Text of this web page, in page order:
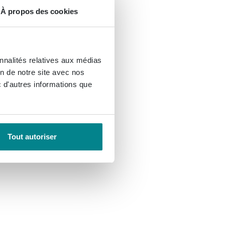
À propos des cookies
relatives aux médias
de notre site avec nos
informations que
Tout autoriser